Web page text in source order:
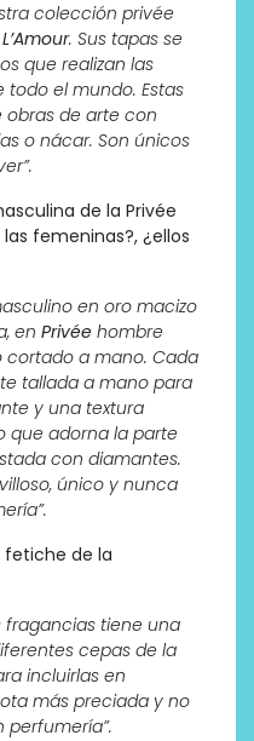
colección privée
. Sus tapas se
que realizan las
todo el mundo. Estas
obras de arte con
o nácar. Son únicos
de la Privée
femeninas?, ¿ellos
en oro macizo
en Privée hombre
cortado a mano. Cada
tallada a mano para
y una textura
que adorna la parte
con diamantes.
único y nunca
fetiche de la
fragancias tiene una
cepas de la
incluirlas en
más preciada y no
perfumería”.